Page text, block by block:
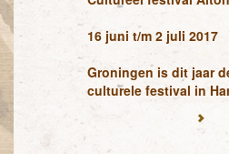
16 juni t/m 2 juli 2017
Groningen is dit jaar
culturele festival in